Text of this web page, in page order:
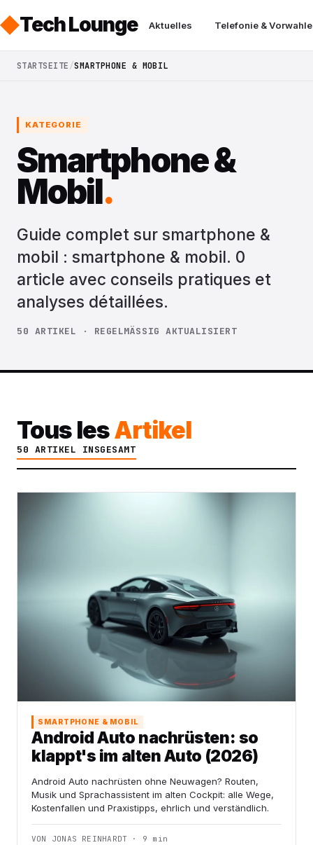
Tech Lounge Aktuelles Telefonie &
STARTSEITE SMARTPHONE & MOBIL
KATEGORIE
Smartphone &
Mobil.
Guide complet sur smartphone &
mobil : smartphone & mobil. 0
article avec conseils pratiques et
analyses détaillées.
50 ARTIKEL · REGELMÄSSIG AKTUALISIERT
Tous lesArtikel
50 ARTIKEL INSGESAMT
SMARTPHONE & MOBIL
Android Auto nachrüsten: so
klappt's im alten Auto (2026)
Android Auto nachrüsten ohne Neuwagen? Routen,
Musik und Sprachassistent im alten Cockpit: alle Wege,
Kostenfallen und Praxistipps, ehrlich und verständlich.
VON JONAS REINHARDT · 9 min